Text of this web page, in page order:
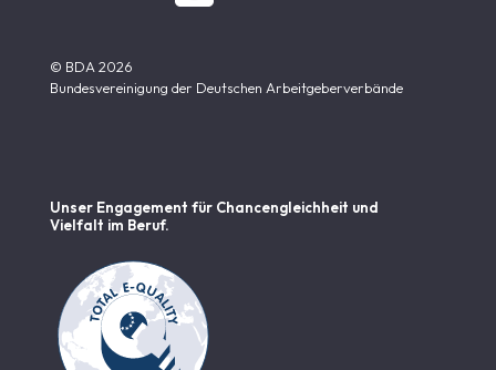
© BDA 2026
Bundesvereinigung der Deutschen Arbeitgeberverbände
Unser Engagement für Chancen­gleichheit und
Vielfalt im Beruf.